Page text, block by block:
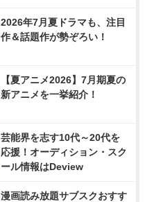
2026年7月夏ドラマも、注目
作＆話題作が勢ぞろい！
【夏アニメ2026】7月期夏の
新アニメを一挙紹介！
芸能界を志す10代～20代を
応援！オーディション・スク
ール情報はDeview
漫画読み放題サブスクおすす